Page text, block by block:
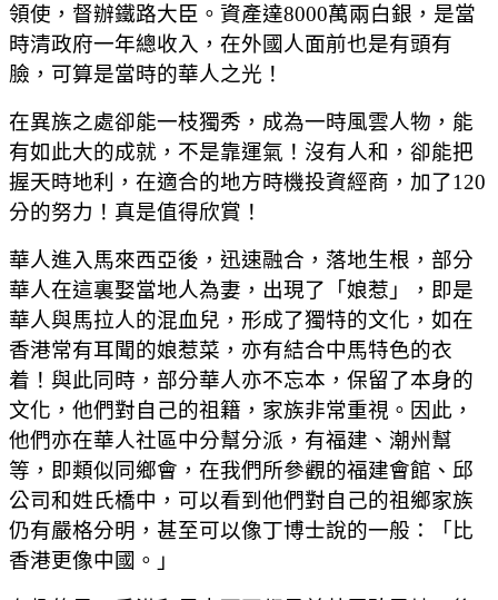
領使，督辦鐵路大臣。資產達8000萬兩白銀，是當
時清政府一年總收入，在外國人面前也是有頭有
臉，可算是當時的華人之光！
在異族之處卻能一枝獨秀，成為一時風雲人物，能
有如此大的成就，不是靠運氣！沒有人和，卻能把
握天時地利，在適合的地方時機投資經商，加了120
分的努力！真是值得欣賞！
華人進入馬來西亞後，迅速融合，落地生根，部分
華人在這裏娶當地人為妻，出現了「娘惹」，即是
華人與馬拉人的混血兒，形成了獨特的文化，如在
香港常有耳聞的娘惹菜，亦有結合中馬特色的衣
着！與此同時，部分華人亦不忘本，保留了本身的
文化，他們對自己的祖籍，家族非常重視。因此，
他們亦在華人社區中分幫分派，有福建、潮州幫
等，即類似同鄉會，在我們所參觀的福建會館、邱
公司和姓氏橋中，可以看到他們對自己的祖鄉家族
仍有嚴格分明，甚至可以像丁博士說的一般：「比
香港更像中國。」